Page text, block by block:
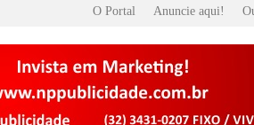
O Portal Anuncie aqui!